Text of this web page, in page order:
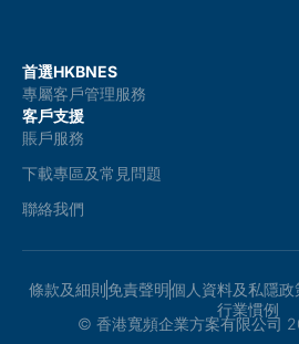
首選HKBNES
專屬客戶管理服務
客戶支援
賬戶服務
下載專區及常見問題
聯絡我們
條款及細則 免責聲明個人資料及私隱政
行業慣例
© 香港寬頻企業方案有限公司